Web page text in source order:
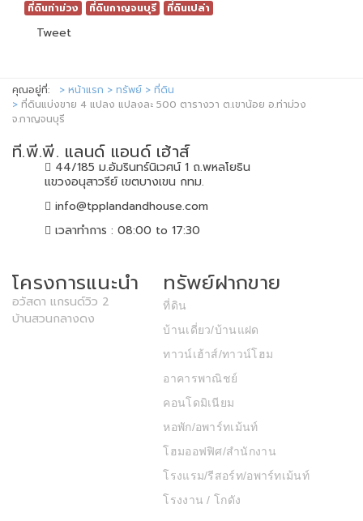
ที่ดินท่าม่วง ที่ดินกาญจนบุรี ที่ดินเปล่า
Tweet
คุณอยู่ที่: หน้าแรก ทรัพย์
ที่ดิน
ที่ดินแบ่งขาย 4 แปลง แปลงละ 500 ตารางวา ต.เขาน้อย อ.ท่าม่วง
จ.กาญจนบุรี
ที.พี.พี. แลนด์ แอนด์ เฮ้าส์
44/185 ม.อัมรินทร์นิเวศน์ 1 ถ.พหลโยธิน
แขวงอนุสาวรีย์ เขตบางเขน กทม.
info@tpplandandhouse.com
เวลาทำการ : 08:00 to 17:30
โครงการแนะนำ
อวัสดา แกรนด์วิว 2
บ้านสวนกลางดง
ทรัพย์ฝากขาย
ที่ดิน
บ้านเดี่ยว/บ้านแฝด
ทาวน์เฮ้าส์/ทาวน์โฮม
อาคารพาณิชย์
คอนโดมิเนียม
หอพัก/อพาร์ทเม้นท์
โฮมออฟฟิศ/สำนักงาน
โรงแรม/รีสอร์ท/อพาร์ทเม้นท์
โรงงาน / โกดัง